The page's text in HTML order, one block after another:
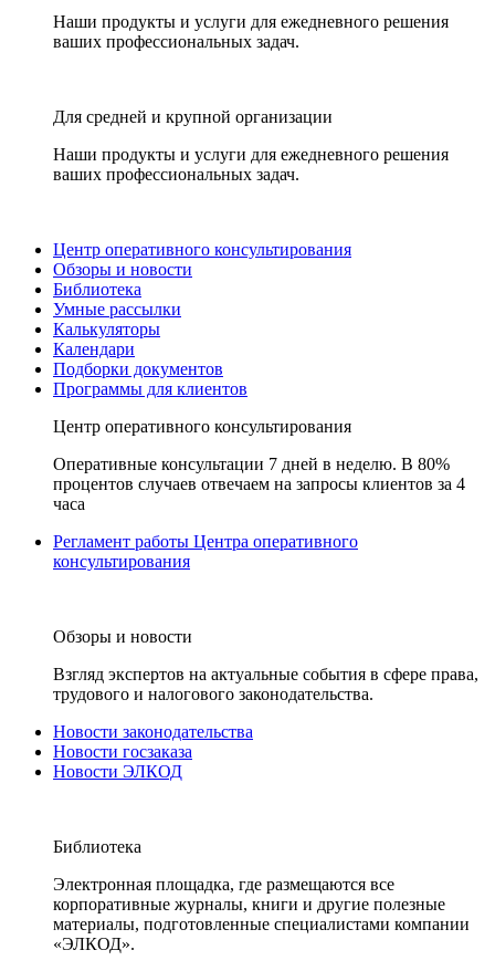
Наши продукты и услуги для ежедневного решения
ваших профессиональных задач.
Для средней и крупной организации
Наши продукты и услуги для ежедневного решения
ваших профессиональных задач.
Центр оперативного консультирования
Обзоры и новости
Библиотека
Умные рассылки
Калькуляторы
Календари
Подборки документов
Программы для клиентов
Центр оперативного консультирования
Оперативные консультации 7 дней в неделю. В 80%
процентов случаев отвечаем на запросы клиентов за 4
часа
Регламент работы Центра оперативного
консультирования
Обзоры и новости
Взгляд экспертов на актуальные события в сфере права,
трудового и налогового законодательства.
Новости законодательства
Новости госзаказа
Новости ЭЛКОД
Библиотека
Электронная площадка, где размещаются все
корпоративные журналы, книги и другие полезные
материалы, подготовленные специалистами компании
«ЭЛКОД».